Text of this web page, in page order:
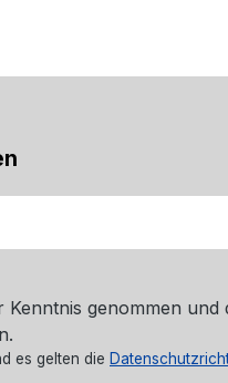
Kenntnis genommen und
es gelten die